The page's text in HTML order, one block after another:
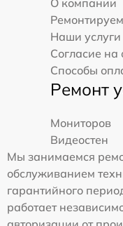
Наши услуги
Согласие
Способы
Ремонт
Мониторов
Видеостен
Мы занимаемся
обслуживанием
гарантийного
работает